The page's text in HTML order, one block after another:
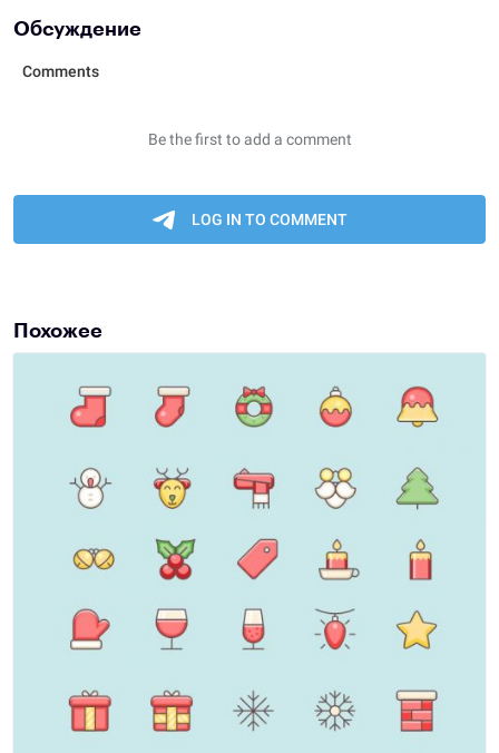
Обсуждение
Похожее